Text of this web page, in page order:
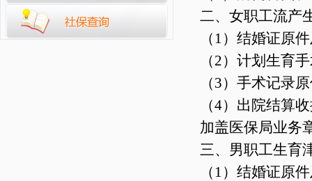
二、女职工流产
（1）结婚证原
（2）计划生育
（3）手术记录
（4）出院结算
加盖医保局业务
三、男职工生育
（1）结婚证原